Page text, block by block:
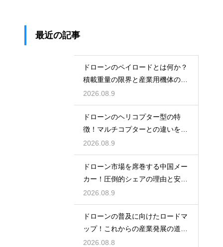
最近の記事
ドローンのペイロードとは何か？
積載重量の限界と産業用機体の選
び方を解説
2026.08.9
ドローンのヘリコプター型の特
徴！マルチコプターとの違いを解
説
2026.08.9
ドローン市場を席巻する中国メー
カー！圧倒的シェアの理由と安さ
の秘密
2026.08.9
ドローンの普及に向けたロードマ
ップ！これからの産業発展の道筋
を探る
2026.08.8